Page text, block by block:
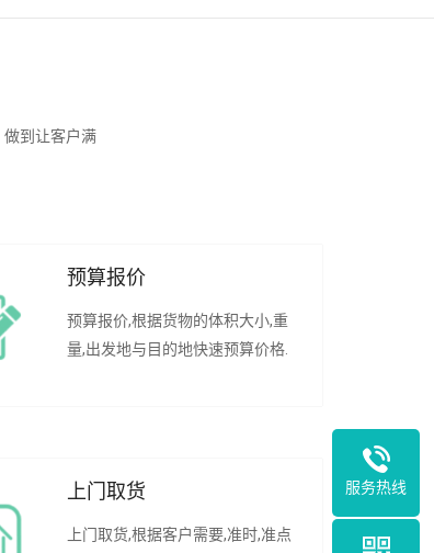
到让客户满
预算报价
预算报价,根据货物的体积大小,重
量,出发地与目的地快速预算价格.
上门取货
上门取货,根据客户需要,准时,准点
服务热线